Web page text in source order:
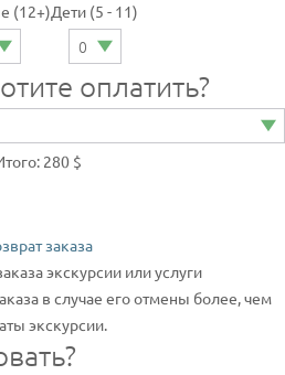
(12+)Дети (5 - 11)
оплатить?
280 $
заказа
экскурсии или услуги
в случае его отмены более, чем
экскурсии.